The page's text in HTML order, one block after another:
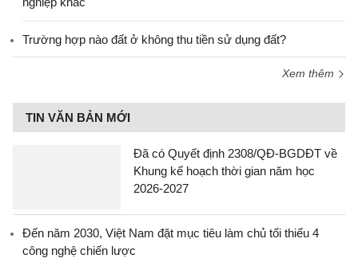
Trường hợp nào đất ở không thu tiền sử dụng đất?
Xem thêm
TIN VĂN BẢN MỚI
Đã có Quyết định 2308/QĐ-BGDĐT về
Khung kế hoạch thời gian năm học
2026-2027
Đến năm 2030, Việt Nam đặt mục tiêu làm chủ tối thiểu 4
công nghệ chiến lược